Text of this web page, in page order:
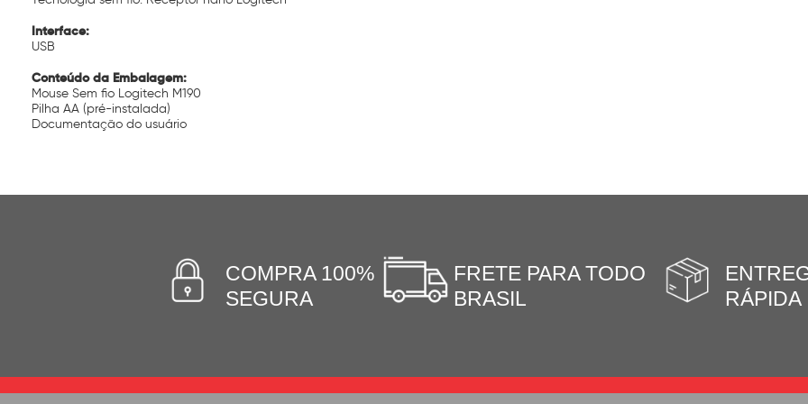
Interface:
USB
Conteúdo da Embalagem:
Mouse Sem fio Logitech M190
Pilha AA (pré-instalada)
Documentação do usuário
COMPRA 100%
SEGURA
FRETE PARA TODO
BRASIL
RÁPIDA